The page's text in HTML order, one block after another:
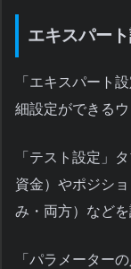
エキスパー
「エキスパート
細設定ができるウ
「テスト設定」
資金）やポジシ
み・両方）などを
「パラメーター